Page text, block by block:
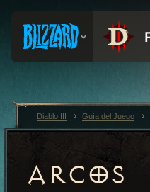
ARCOS
Diablo III Guía del Juego